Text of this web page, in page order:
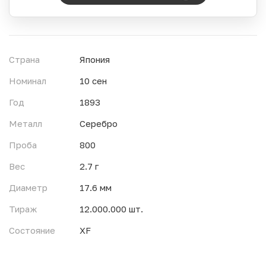
Период действия акции:
10
Страна
Япония
Номинал
10 сен
Год
1893
Металл
Серебро
Проба
800
Вес
2.7 г
Диаметр
17.6 мм
Тираж
12.000.000 шт.
Состояние
XF